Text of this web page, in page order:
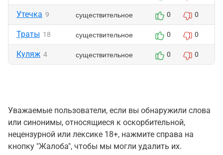
Утечка 9 существительное 0 0
Траты 18 существительное 0 0
Куляж 4 существительное 0 0
Уважаемые пользователи, если вы обнаружили слова
или синонимы, относящиеся к оскорбительной,
нецензурной или лексике 18+, нажмите справа на
кнопку "Жалоба", чтобы мы могли удалить их.